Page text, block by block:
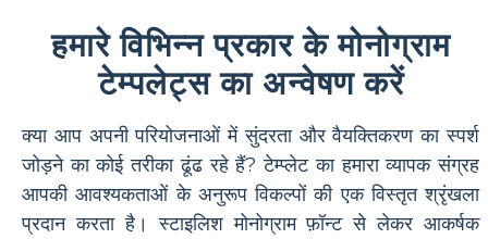
हमारे विभिन्न प्रकार के मोनोग्राम
टेम्पलेट्स का अन्वेषण करें
क्या आप अपनी परियोजनाओं में सुंदरता और वैयक्तिकरण का स्पर्श
जोड़ने का कोई तरीका ढूंढ रहे हैं? टेम्प्लेट का हमारा व्यापक संग्रह
आपकी आवश्यकताओं के अनुरूप विकल्पों की एक विस्तृत श्रृंखला
प्रदान करता है। स्टाइलिश मोनोग्राम फ़ॉन्ट से लेकर आकर्षक